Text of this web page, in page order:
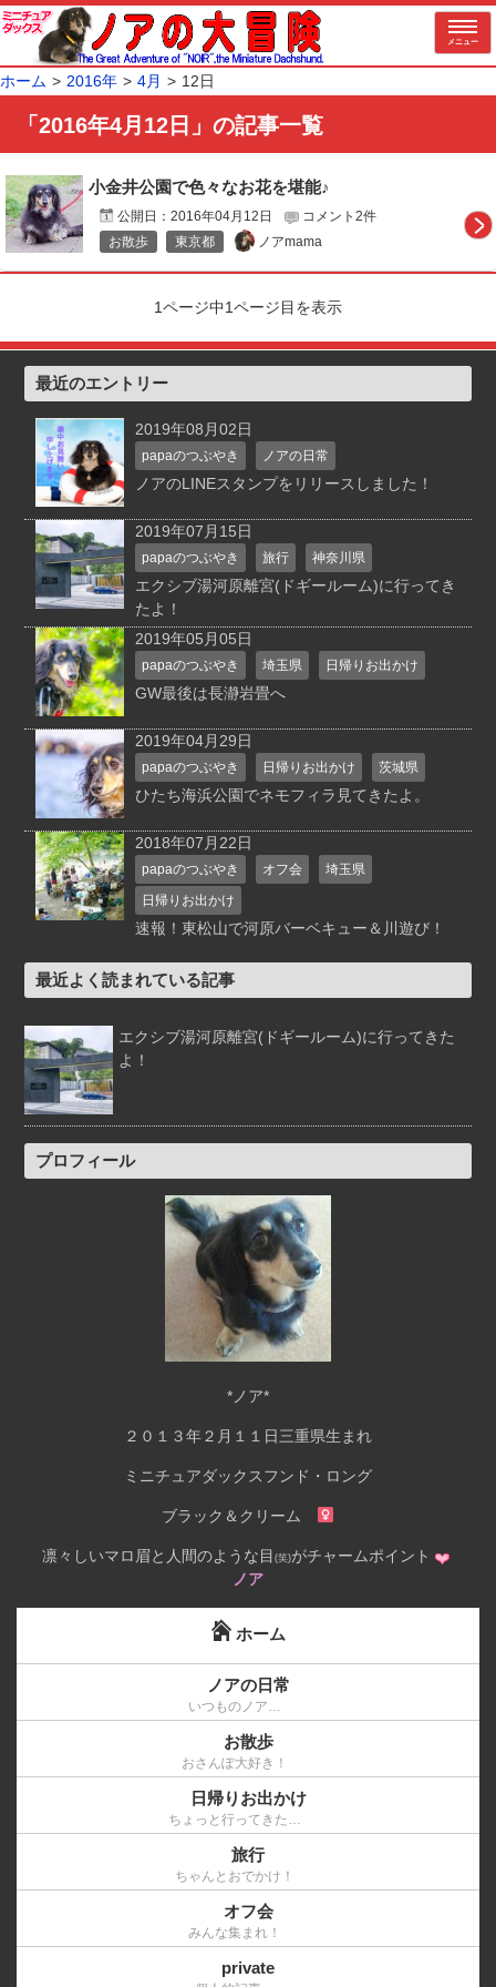
メニュー
ホーム 2016年 4月 12日
「2016年4月12日」の記事一覧
小金井公園で色々なお花を堪能♪
公開日： 2016年04月12日
コメント2件
お散歩
東京都 ノアmama
1ページ中1ページ目を表示
最近のエントリー
2019年08月02日
papaのつぶやき ノアの日常
ノアのLINEスタンプをリリースしました！
2019年07月15日
papaのつぶやき 旅行 神奈川県
エクシブ湯河原離宮(ドギールーム)に行ってき
たよ！
2019年05月05日
papaのつぶやき 埼玉県 日帰りお出かけ
GW最後は長瀞岩畳へ
2019年04月29日
papaのつぶやき 日帰りお出かけ 茨城県
ひたち海浜公園でネモフィラ見てきたよ。
2018年07月22日
papaのつぶやき オフ会
埼玉県
日帰りお出かけ
速報！東松山で河原バーベキュー＆川遊び！
最近よく読まれている記事
エクシブ湯河原離宮(ドギールーム)に行ってきた
よ！
プロフィール
*ノア*
２０１３年２月１１日三重県生まれ
ミニチュアダックスフンド・ロング
ブラック＆クリーム
凛々しいマロ眉と人間のような目 (笑)がチャームポイント
ノア
ホーム
ノアの日常
いつものノア…
お散歩
おさんぽ大好き！
日帰りお出かけ
ちょっと行ってきた…
旅行
ちゃんとおでかけ！
オフ会
みんな集まれ！
private